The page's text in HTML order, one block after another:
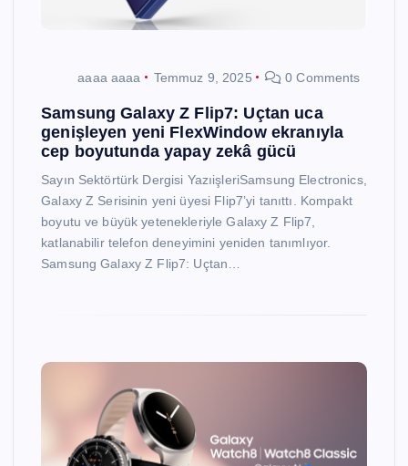
aaaa aaaa Temmuz 9, 2025 0 Comments
Samsung Galaxy Z Flip7: Uçtan uca
genişleyen yeni FlexWindow ekranıyla
cep boyutunda yapay zekâ gücü
Sayın Sektörtürk Dergisi YazıişleriSamsung Electronics,
Galaxy Z Serisinin yeni üyesi Flip7’yi tanıttı. Kompakt
boyutu ve büyük yetenekleriyle Galaxy Z Flip7,
katlanabilir telefon deneyimini yeniden tanımlıyor.
Samsung Galaxy Z Flip7: Uçtan…